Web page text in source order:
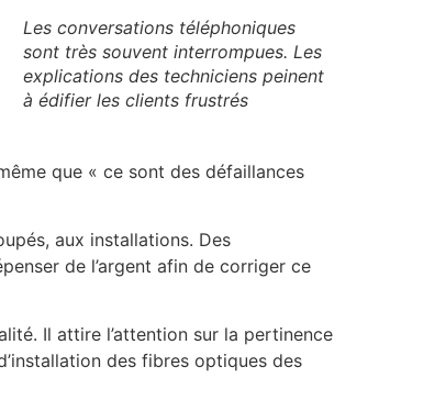
Les conversations téléphoniques
sont très souvent interrompues. Les
explications des techniciens peinent
à édifier les clients frustrés
que « ce sont des défaillances
aux installations. Des
de l’argent afin de corriger ce
Il attire l’attention sur la pertinence
des fibres optiques des